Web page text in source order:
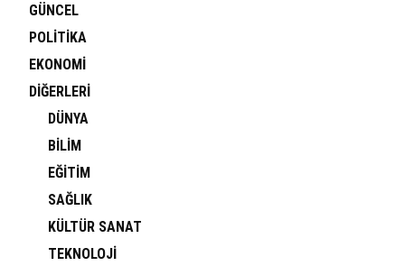
GÜNCEL
POLİTİKA
EKONOMİ
DİĞERLERİ
DÜNYA
BİLİM
EĞİTİM
SAĞLIK
KÜLTÜR SANAT
TEKNOLOJİ